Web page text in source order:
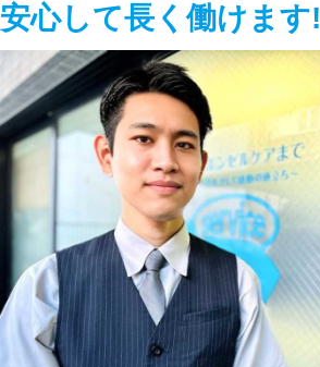
安心して長く働けます!